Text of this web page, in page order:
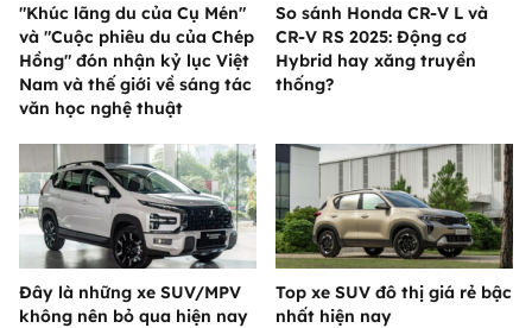
"Khúc lãng du của Cụ Mén"
và "Cuộc phiêu du của Chép
Hồng" đón nhận kỷ lục Việt
Nam và thế giới về sáng tác
văn học nghệ thuật
So sánh Honda CR-V L và
CR-V RS 2025: Động cơ
Hybrid hay xăng truyền
thống?
Đây là những xe SUV/MPV
không nên bỏ qua hiện nay
Top xe SUV đô thị giá rẻ bậc
nhất hiện nay